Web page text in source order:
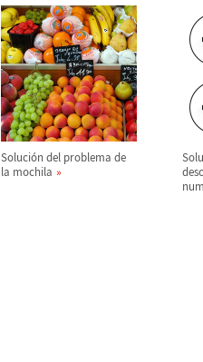
Solución del problema de
la mochila